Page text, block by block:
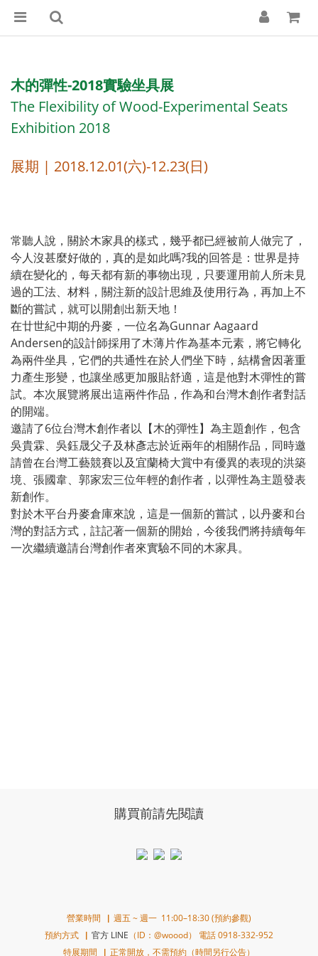
木的彈性-2018實驗坐具展
The Flexibility of Wood-Experimental Seats
Exhibition 2018
展期 | 2018.12.01(六)-12.23(日)
常聽人說，關於木家具的樣式，幾乎都已經被前人做完了，
今人沒甚麼好做的，真的是如此嗎?我的回答是：世界是持
續在變化的，每天都有新的事物出現，只要運用前人所未見
過的工法、材料，關注新的設計思維及使用行為，再加上不
斷的嘗試，就可以開創出新天地！
在廿世紀中期的丹麥，一位名為Gunnar Aagaard
Andersen的設計師採用了木薄片作為基本元素，將它轉化
為兩件坐具，它們的共通性在於人們坐下時，結構會因著重
力產生形變，也讓坐感更加服貼舒適，這是他對木彈性的嘗
試。本次展覽將展出這兩件作品，作為和台灣木創作者對話
的開端。
邀請了6位台灣木創作者以【木的彈性】為主題創作，包含
吳貴霖、吳鈺晟父子及林彥志於近兩年的相關作品，同時邀
請曾在台灣工藝競賽以及宜蘭椅大賞中有優異的表現的洪築
境、張國韋、郭家宏三位年輕的創作者，以彈性為主題發表
新創作。
對於木平台丹麥倉庫來說，這是一個新的嘗試，以丹麥和台
灣的對話方式，註記著一個新的開始，今後我們將持續每年
一次繼續邀請台灣創作者來實驗不同的木家具。
購買前請先閱讀
營業時間▕ 週五 ~ 週一 11:00–18:30 (預約參觀)
預約方式▕ 官方 LINE （ID：@woood） 電話 0918-332-952
特展期間▕ 正常開放，不需預約（時間另行公告）